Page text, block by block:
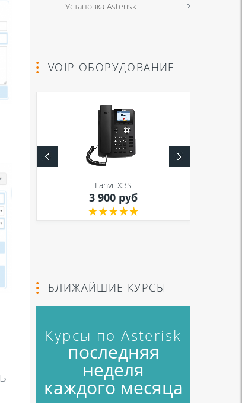
Установка Asterisk
VOIP ОБОРУДОВАНИЕ
Fanvil X3S
3 900 руб
БЛИЖАЙШИЕ КУРСЫ
Курсы по Asterisk
последняя
неделя
каждого месяца